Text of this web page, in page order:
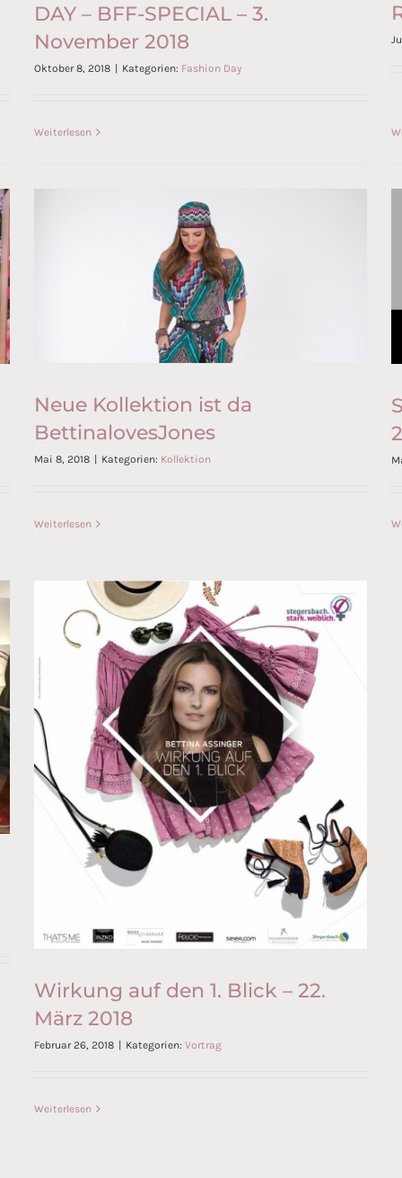
STYLE UP YOUR LIFE!
DAY – BFF-SPECIAL – 3.
November 2018
Oktober 8, 2018 Kategorien: Fashion Day
Weiterlesen
Neue Kollektion ist da
Neue Kollektion ist da
BettinalovesJones
Mai 8, 2018 Kategorien: Kollektion
Weiterlesen
Wirkung auf den 1. Blick – 22.
März 2018
Februar 26, 2018 Kategorien: Vortrag
Weiterlesen